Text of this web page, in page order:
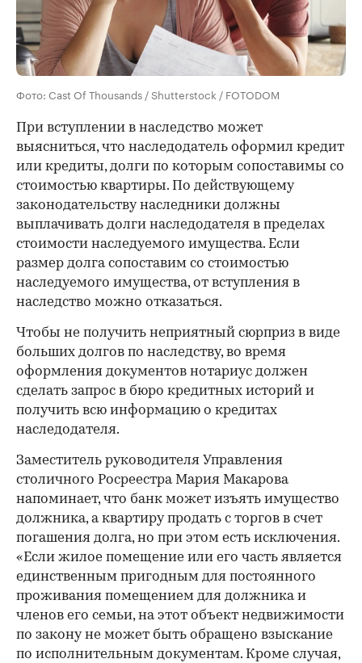
Фото: Cast Of Thousands / Shutterstock / FOTODOM
При вступлении в наследство может
выясниться, что наследодатель оформил кредит
или кредиты, долги по которым сопоставимы со
стоимостью квартиры. По действующему
законодательству наследники должны
выплачивать долги наследодателя в пределах
стоимости наследуемого имущества. Если
размер долга сопоставим со стоимостью
наследуемого имущества, от вступления в
наследство можно отказаться.
Чтобы не получить неприятный сюрприз в виде
больших долгов по наследству, во время
оформления документов нотариус должен
сделать запрос в бюро кредитных историй и
получить всю информацию о кредитах
наследодателя.
Заместитель руководителя Управления
столичного Росреестра Мария Макарова
напоминает, что банк может изъять имущество
должника, а квартиру продать с торгов в счет
погашения долга, но при этом есть исключения.
«Если жилое помещение или его часть является
единственным пригодным для постоянного
проживания помещением для должника и
членов его семьи, на этот объект недвижимости
по закону не может быть обращено взыскание
по исполнительным документам. Кроме случая,